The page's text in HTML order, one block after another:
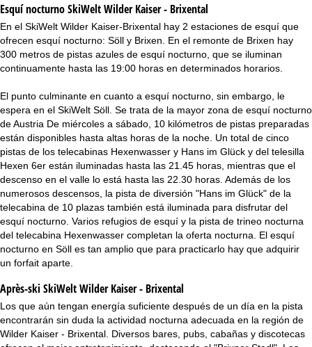
Esquí nocturnoSkiWelt Wilder Kaiser - Brixental
En el SkiWelt Wilder Kaiser-Brixental hay 2 estaciones de esquí que
ofrecen esquí nocturno: Söll y Brixen. En el remonte de Brixen hay
300 metros de pistas azules de esquí nocturno, que se iluminan
continuamente hasta las 19:00 horas en determinados horarios.
El punto culminante en cuanto a esquí nocturno, sin embargo, le
espera en el SkiWelt Söll. Se trata de la mayor zona de esquí nocturno
de Austria De miércoles a sábado, 10 kilómetros de pistas preparadas
están disponibles hasta altas horas de la noche. Un total de cinco
pistas de los telecabinas Hexenwasser y Hans im Glück y del telesilla
Hexen 6er están iluminadas hasta las 21.45 horas, mientras que el
descenso en el valle lo está hasta las 22.30 horas. Además de los
numerosos descensos, la pista de diversión "Hans im Glück" de la
telecabina de 10 plazas también está iluminada para disfrutar del
esquí nocturno. Varios refugios de esquí y la pista de trineo nocturna
del telecabina Hexenwasser completan la oferta nocturna. El esquí
nocturno en Söll es tan amplio que para practicarlo hay que adquirir
un forfait aparte.
Après-ski SkiWelt Wilder Kaiser - Brixental
Los que aún tengan energía suficiente después de un día en la pista
encontrarán sin duda la actividad nocturna adecuada en la región de
Wilder Kaiser - Brixental. Diversos bares, pubs, cabañas y discotecas